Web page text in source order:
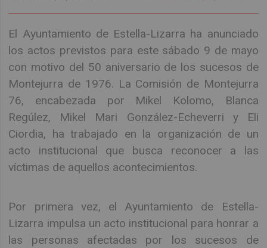
El Ayuntamiento de Estella-Lizarra ha anunciado
los actos previstos para este sábado 9 de mayo
con motivo del 50 aniversario de los sucesos de
Montejurra de 1976. La Comisión de Montejurra
76, encabezada por Mikel Kolomo, Blanca
Regúlez, Mikel Mari González-Echeverri y Eli
Ciordia, ha trabajado en la organización de un
acto institucional que busca reconocer a las
víctimas de aquellos acontecimientos.
Por primera vez, el Ayuntamiento de Estella-
Lizarra impulsa un acto institucional para honrar a
las personas afectadas por los sucesos de